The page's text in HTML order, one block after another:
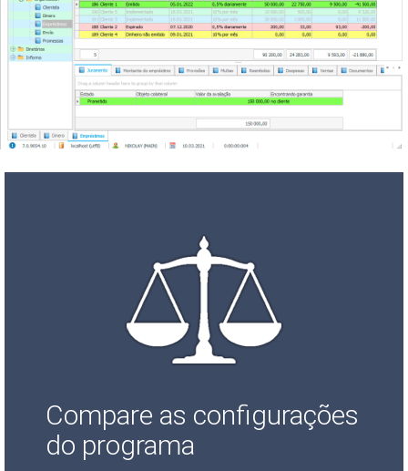
Compare as configurações
do programa